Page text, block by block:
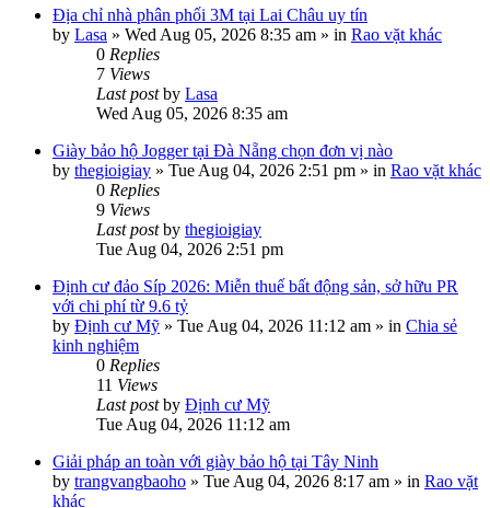
Địa chỉ nhà phân phối 3M tại Lai Châu uy tín
by Lasa » Wed Aug 05, 2026 8:35 am » in Rao vặt khác
0 Replies
7 Views
Last postby Lasa
Wed Aug 05, 2026 8:35 am
Giày bảo hộ Jogger tại Đà Nẵng chọn đơn vị nào
by thegioigiay » Tue Aug 04, 2026 2:51 pm » in Rao vặt khác
0 Replies
9 Views
Last postby thegioigiay
Tue Aug 04, 2026 2:51 pm
Định cư đảo Síp 2026: Miễn thuế bất động sản, sở hữu PR
với chi phí từ 9.6 tỷ
by Định cư Mỹ » Tue Aug 04, 2026 11:12 am » in Chia sẻ
kinh nghiệm
0 Replies
11 Views
Last postby Định cư Mỹ
Tue Aug 04, 2026 11:12 am
Giải pháp an toàn với giày bảo hộ tại Tây Ninh
by trangvangbaoho » Tue Aug 04, 2026 8:17 am » in Rao vặt
khác